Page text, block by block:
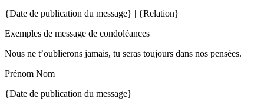
{Date de publication du message} | {Relation}
Exemples de message de condoléances
Nous ne t’oublierons jamais, tu seras toujours dans nos pensées.
Prénom Nom
{Date de publication du message}